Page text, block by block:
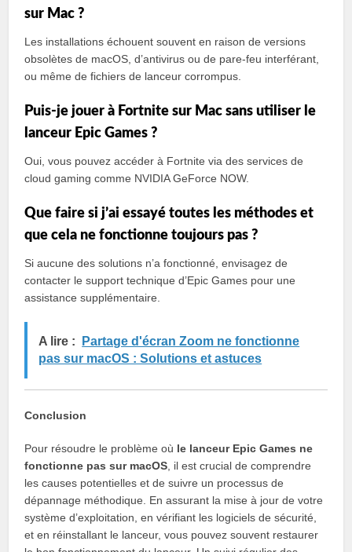
sur Mac ?
Les installations échouent souvent en raison de versions
obsolètes de macOS, d’antivirus ou de pare-feu interférant,
ou même de fichiers de lanceur corrompus.
Puis-je jouer à Fortnite sur Mac sans utiliser le
lanceur Epic Games ?
Oui, vous pouvez accéder à Fortnite via des services de
cloud gaming comme NVIDIA GeForce NOW.
Que faire si j’ai essayé toutes les méthodes et
que cela ne fonctionne toujours pas ?
Si aucune des solutions n’a fonctionné, envisagez de
contacter le support technique d’Epic Games pour une
assistance supplémentaire.
A lire :
Partage d'écran Zoom ne fonctionne
pas sur macOS : Solutions et astuces
Conclusion
Pour résoudre le problème où le lanceur Epic Games ne
fonctionne pas sur macOS , il est crucial de comprendre
les causes potentielles et de suivre un processus de
dépannage méthodique. En assurant la mise à jour de votre
système d’exploitation, en vérifiant les logiciels de sécurité,
et en réinstallant le lanceur, vous pouvez souvent restaurer